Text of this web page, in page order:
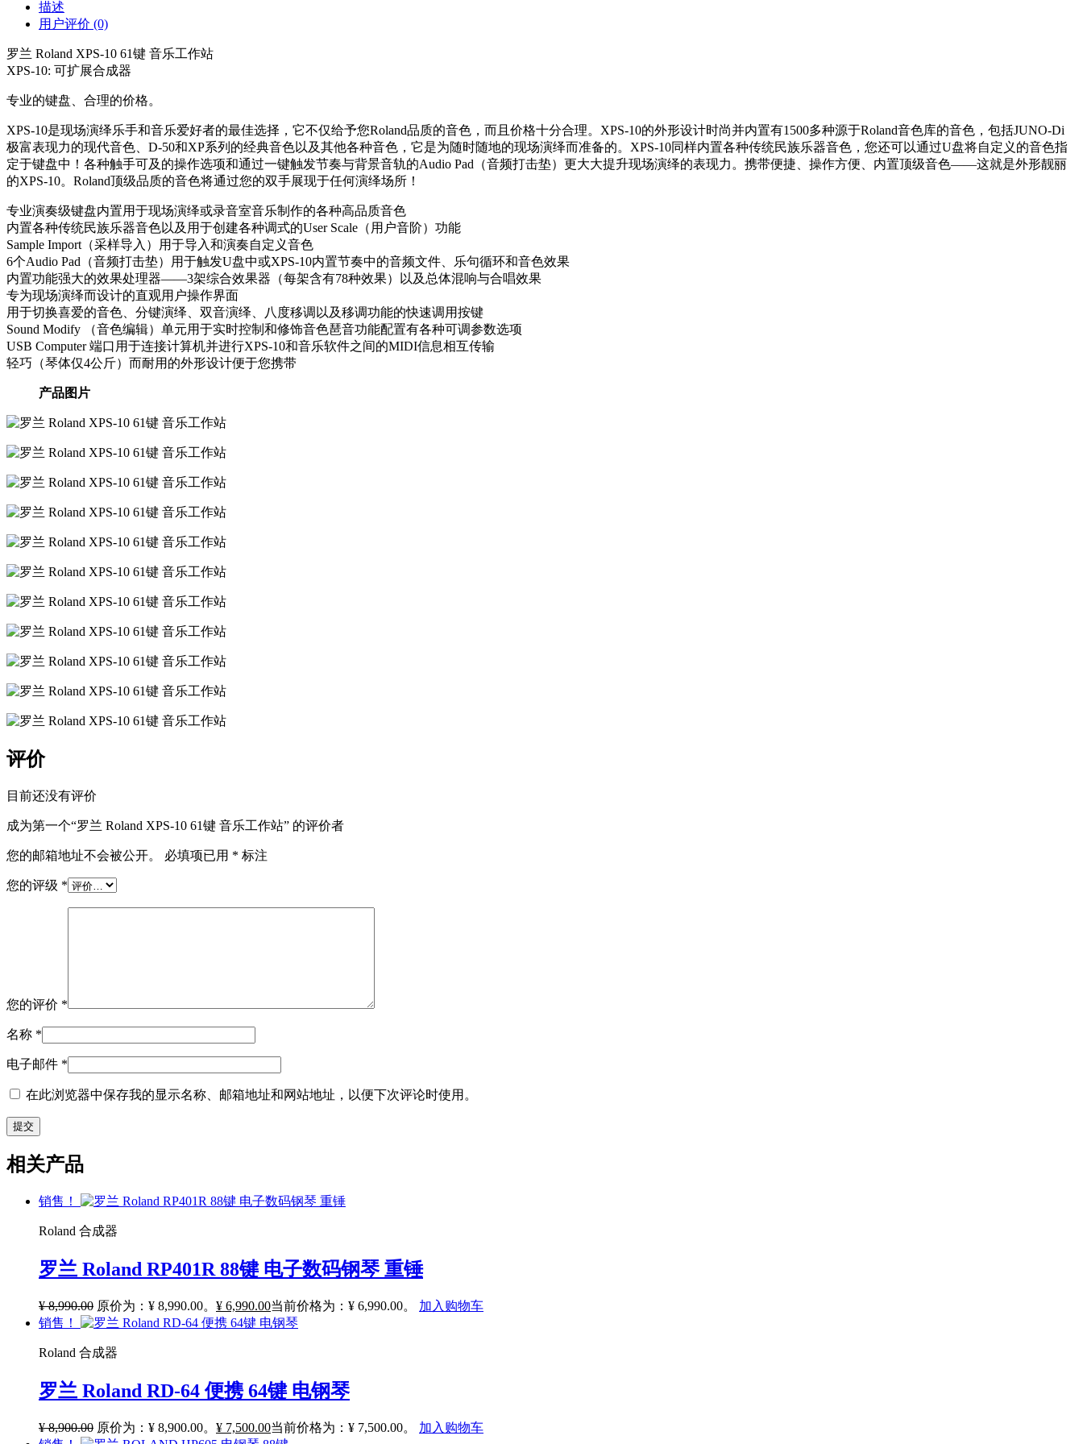
描述
用户评价 (0)
罗兰 Roland XPS-10 61键 音乐工作站
XPS-10: 可扩展合成器
专业的键盘、合理的价格。
XPS-10是现场演绎乐手和音乐爱好者的最佳选择，它不仅给予您Roland品质的音色，而且价格十分合理。XPS-10的外形设计时尚并内置有1500多种源于Roland音色库的音色，包括JUNO-Di
极富表现力的现代音色、D-50和XP系列的经典音色以及其他各种音色，它是为随时随地的现场演绎而准备的。XPS-10同样内置各种传统民族乐器音色，您还可以通过U盘将自定义的音色指
定于键盘中！各种触手可及的操作选项和通过一键触发节奏与背景音轨的Audio Pad（音频打击垫）更大大提升现场演绎的表现力。携带便捷、操作方便、内置顶级音色——这就是外形靓丽
的XPS-10。Roland顶级品质的音色将通过您的双手展现于任何演绎场所！
专业演奏级键盘内置用于现场演绎或录音室音乐制作的各种高品质音色
内置各种传统民族乐器音色以及用于创建各种调式的User Scale（用户音阶）功能
Sample Import（采样导入）用于导入和演奏自定义音色
6个Audio Pad（音频打击垫）用于触发U盘中或XPS-10内置节奏中的音频文件、乐句循环和音色效果
内置功能强大的效果处理器——3架综合效果器（每架含有78种效果）以及总体混响与合唱效果
专为现场演绎而设计的直观用户操作界面
用于切换喜爱的音色、分键演绎、双音演绎、八度移调以及移调功能的快速调用按键
Sound Modify （音色编辑）单元用于实时控制和修饰音色琶音功能配置有各种可调参数选项
USB Computer 端口用于连接计算机并进行XPS-10和音乐软件之间的MIDI信息相互传输
轻巧（琴体仅4公斤）而耐用的外形设计便于您携带
产品图片
评价
目前还没有评价
成为第一个“罗兰 Roland XPS-10 61键 音乐工作站” 的评价者
您的邮箱地址不会被公开。 必填项已用 * 标注
您的评级 *
您的评价 *
名称 *
电子邮件 *
在此浏览器中保存我的显示名称、邮箱地址和网站地址，以便下次评论时使用。
相关产品
销售！
Roland 合成器
罗兰 Roland RP401R 88键 电子数码钢琴 重锤
¥8,990.00 原价为：¥ 8,990.00。 ¥ 6,990.00当前价格为：¥ 6,990.00。
加入购物车
销售！
Roland 合成器
罗兰 Roland RD-64 便携 64键 电钢琴
¥8,900.00 原价为：¥ 8,900.00。 ¥ 7,500.00当前价格为：¥ 7,500.00。
加入购物车